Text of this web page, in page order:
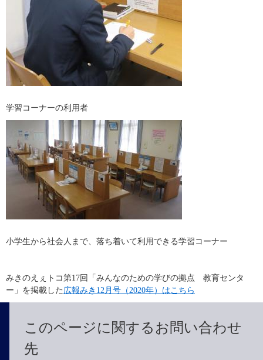
学習コーナーの利用者
小学生から社会人まで、落ち着いて利用できる学習コーナー
みきのえぇトコ第17回「みんなのための学びの拠点　教育センタ
ー」を掲載した 広報みき12月号（2020年）はこちら
このページに関するお問い合わせ
先